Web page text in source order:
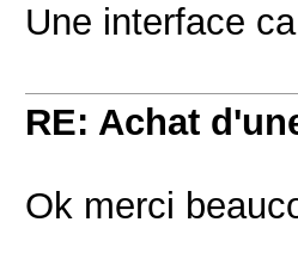
Une interface
RE: Achat
Ok merci